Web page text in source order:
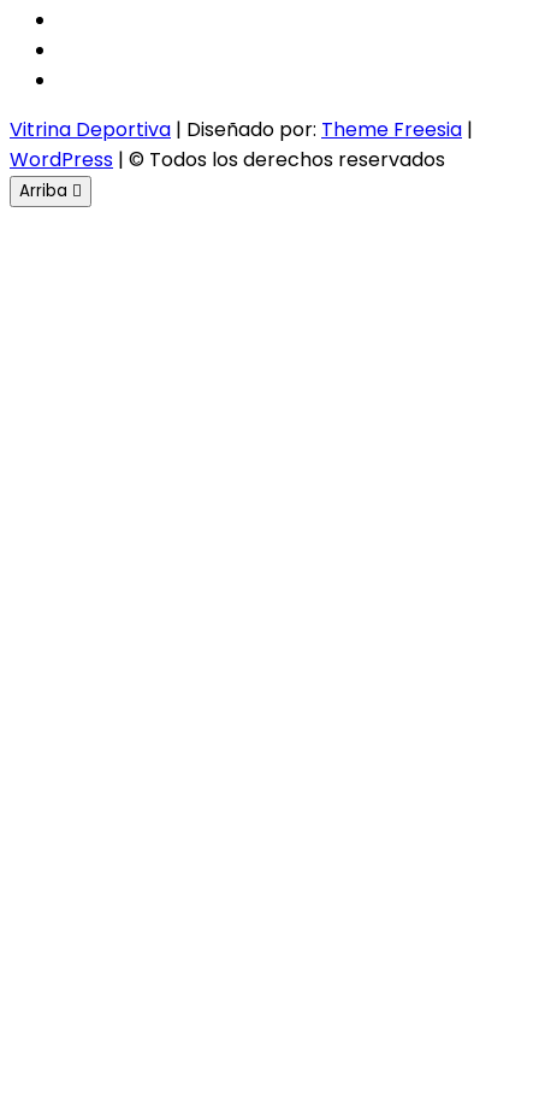
Vitrina Deportiva | Diseñado por: Theme Freesia |
WordPress | © Todos los derechos reservados
Arriba